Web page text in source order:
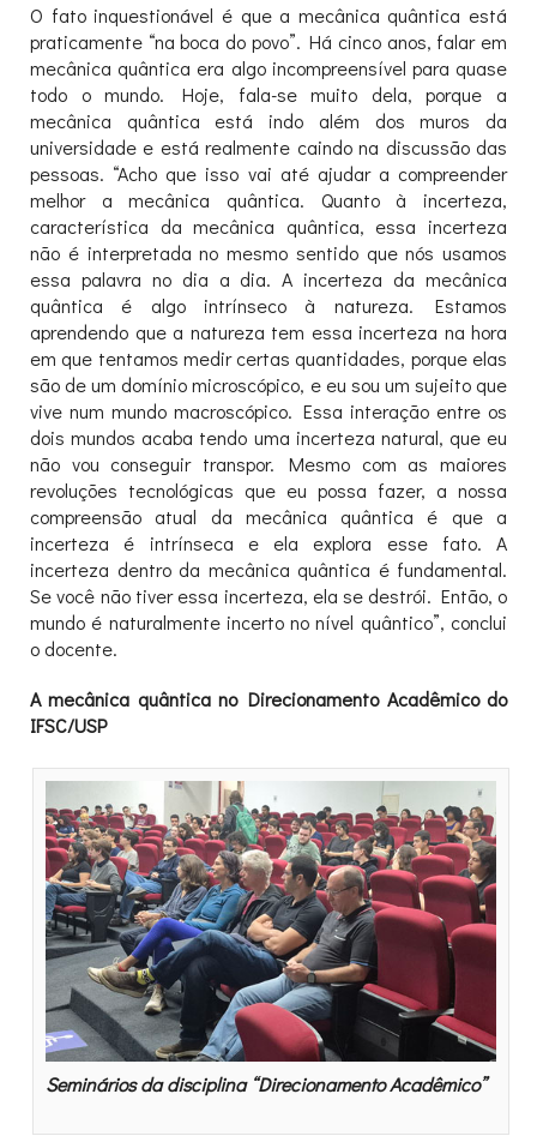
O fato inquestionável é que a mecânica quântica está
praticamente “na boca do povo”. Há cinco anos, falar em
mecânica quântica era algo incompreensível para quase
todo o mundo. Hoje, fala-se muito dela, porque a
mecânica quântica está indo além dos muros da
universidade e está realmente caindo na discussão das
pessoas. “Acho que isso vai até ajudar a compreender
melhor a mecânica quântica. Quanto à incerteza,
característica da mecânica quântica, essa incerteza
não é interpretada no mesmo sentido que nós usamos
essa palavra no dia a dia. A incerteza da mecânica
quântica é algo intrínseco à natureza. Estamos
aprendendo que a natureza tem essa incerteza na hora
em que tentamos medir certas quantidades, porque elas
são de um domínio microscópico, e eu sou um sujeito que
vive num mundo macroscópico. Essa interação entre os
dois mundos acaba tendo uma incerteza natural, que eu
não vou conseguir transpor. Mesmo com as maiores
revoluções tecnológicas que eu possa fazer, a nossa
compreensão atual da mecânica quântica é que a
incerteza é intrínseca e ela explora esse fato. A
incerteza dentro da mecânica quântica é fundamental.
Se você não tiver essa incerteza, ela se destrói. Então, o
mundo é naturalmente incerto no nível quântico”, conclui
o docente.
A mecânica quântica no Direcionamento Acadêmico do
IFSC/USP
Seminários da disciplina “Direcionamento Acadêmico”